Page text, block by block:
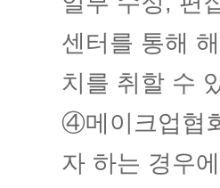
센터를 통해
치를 취할 수
④메이크업협
자 하는 경우